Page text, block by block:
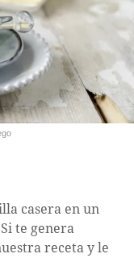
casera en un
te genera
receta y le